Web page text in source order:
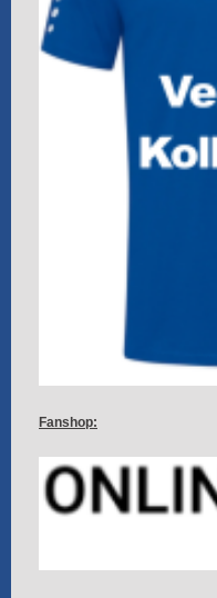
Fanshop: